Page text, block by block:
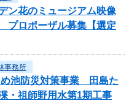
ン花のミュージアム映像
プロポーザル募集【選定
事務所
池防災対策事業 田島た
・祖師野用水第1期工事